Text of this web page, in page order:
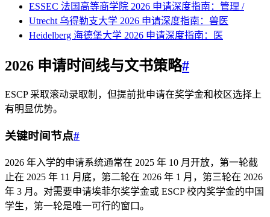
ESSEC 法国高等商学院 2026 申请深度指南：管理 /
Utrecht 乌得勒支大学 2026 申请深度指南：兽医
Heidelberg 海德堡大学 2026 申请深度指南：医
2026 申请时间线与文书策略#
ESCP 采取滚动录取制，但提前批申请在奖学金和校区选择上
有明显优势。
关键时间节点#
2026 年入学的申请系统通常在 2025 年 10 月开放，第一轮截
止在 2025 年 11 月底，第二轮在 2026 年 1 月，第三轮在 2026
年 3 月。对需要申请埃菲尔奖学金或 ESCP 校内奖学金的中国
学生，第一轮是唯一可行的窗口。